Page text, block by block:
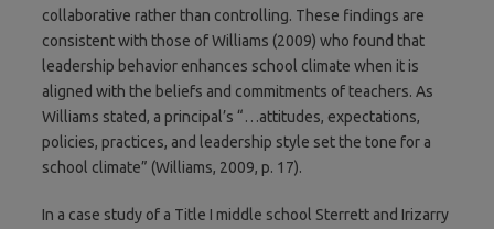
collaborative rather than controlling. These findings are
consistent with those of Williams (2009) who found that
leadership behavior enhances school climate when it is
aligned with the beliefs and commitments of teachers. As
Williams stated, a principal’s “…attitudes, expectations,
policies, practices, and leadership style set the tone for a
school climate” (Williams, 2009, p. 17).
In a case study of a Title I middle school Sterrett and Irizarry